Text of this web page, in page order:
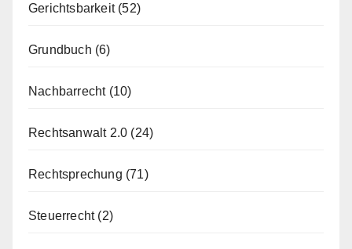
Gerichtsbarkeit(52)
Grundbuch (6)
Nachbarrecht(10)
Rechtsanwalt 2.0 (24)
Rechtsprechung (71)
Steuerrecht(2)